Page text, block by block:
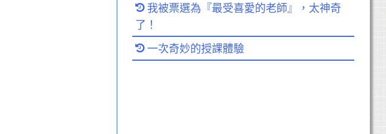
我被票選為『最受喜愛的老師』，太神奇
了！
一次奇妙的授課體驗